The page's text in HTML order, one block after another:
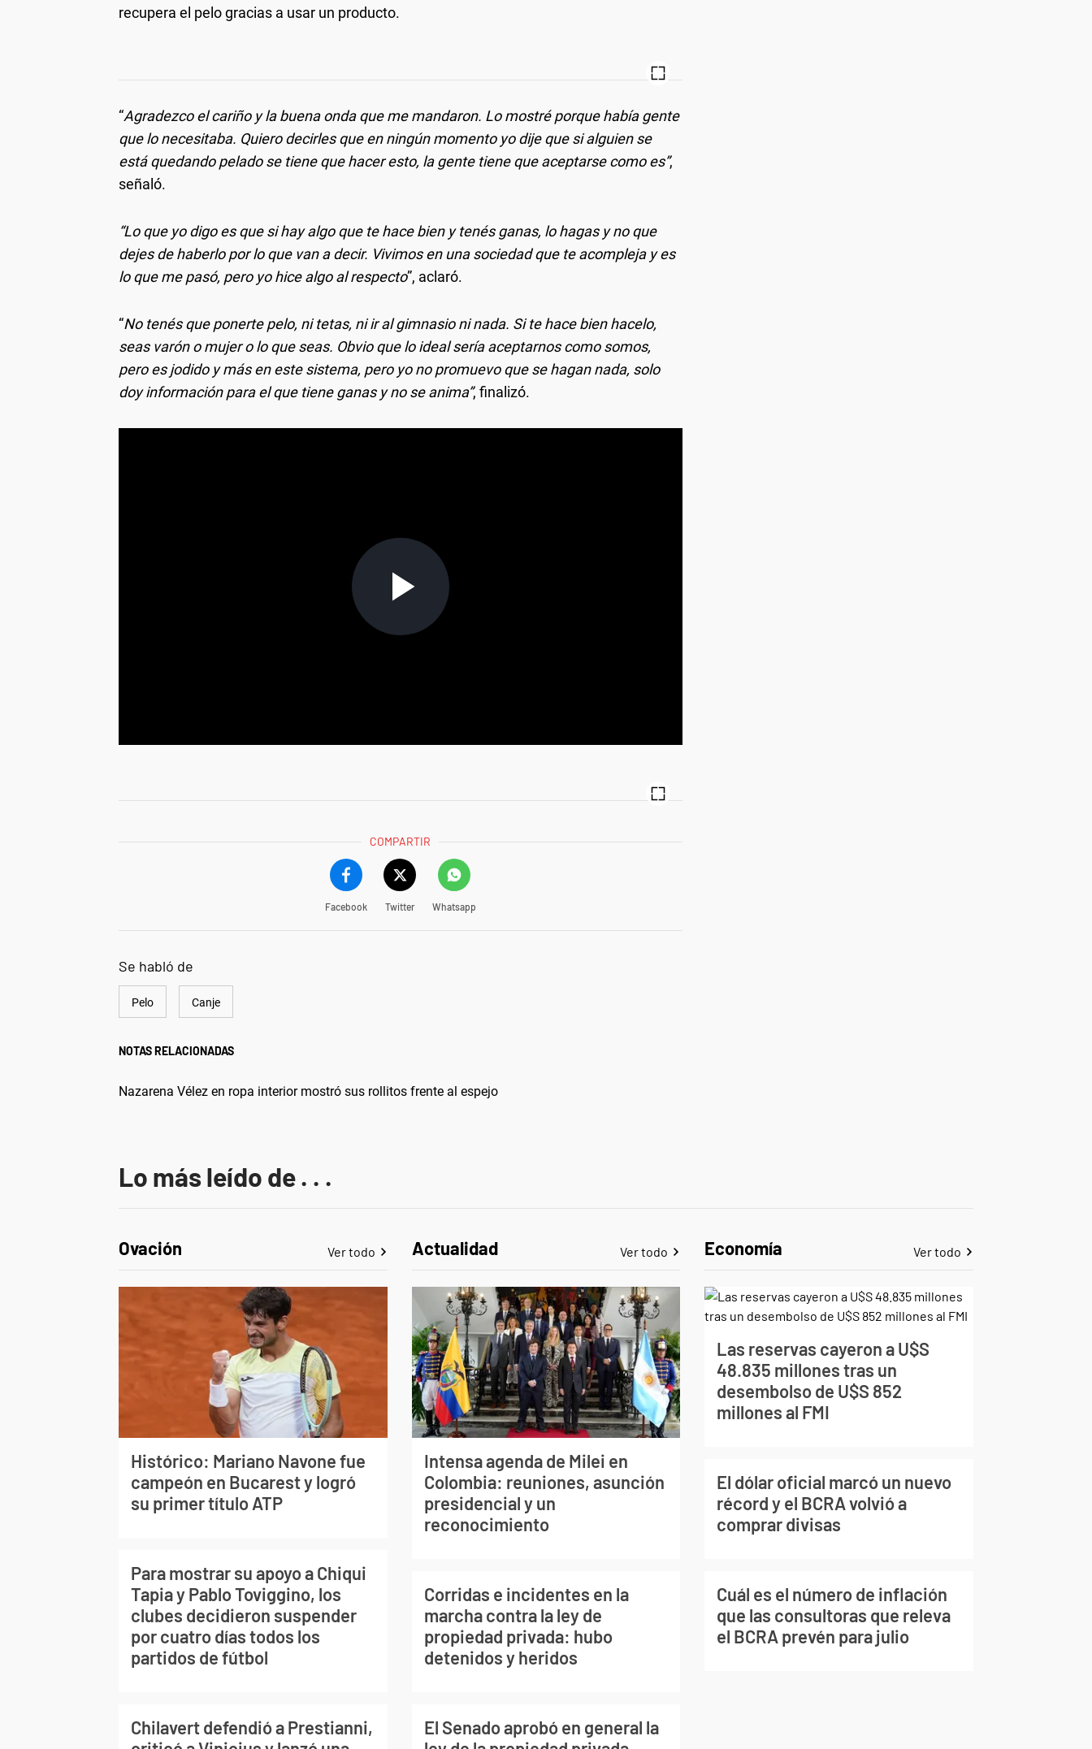
recupera el pelo gracias a usar un producto.
“Agradezco el cariño y la buena onda que me mandaron. Lo mostré porque había gente
que lo necesitaba. Quiero decirles que en ningún momento yo dije que si alguien se
está quedando pelado se tiene que hacer esto, la gente tiene que aceptarse como es”,
señaló.
“Lo que yo digo es que si hay algo que te hace bien y tenés ganas, lo hagas y no que
dejes de haberlo por lo que van a decir. Vivimos en una sociedad que te acompleja y es
lo que me pasó, pero yo hice algo al respecto”, aclaró.
“No tenés que ponerte pelo, ni tetas, ni ir al gimnasio ni nada. Si te hace bien hacelo,
seas varón o mujer o lo que seas. Obvio que lo ideal sería aceptarnos como somos,
pero es jodido y más en este sistema, pero yo no promuevo que se hagan nada, solo
doy información para el que tiene ganas y no se anima”, finalizó.
COMPARTIR
Facebook Twitter Whatsapp
Se habló de
Pelo Canje
NOTAS RELACIONADAS
Nazarena Vélez en ropa interior mostró sus rollitos frente al espejo
Lo más leído de . . .
Ovación Ver todo
Histórico: Mariano Navone fue
campeón en Bucarest y logró
su primer título ATP
Para mostrar su apoyo a Chiqui
Tapia y Pablo Toviggino, los
clubes decidieron suspender
por cuatro días todos los
partidos de fútbol
Chilavert defendió a Prestianni,
Actualidad Ver todo
Intensa agenda de Milei en
Colombia: reuniones, asunción
presidencial y un
reconocimiento
Corridas e incidentes en la
marcha contra la ley de
propiedad privada: hubo
detenidos y heridos
El Senado aprobó en general la
Economía Ver todo
Las reservas cayeron a U$S
48.835 millones tras un
desembolso de U$S 852
millones al FMI
El dólar oficial marcó un nuevo
récord y el BCRA volvió a
comprar divisas
Cuál es el número de inflación
que las consultoras que releva
el BCRA prevén para julio